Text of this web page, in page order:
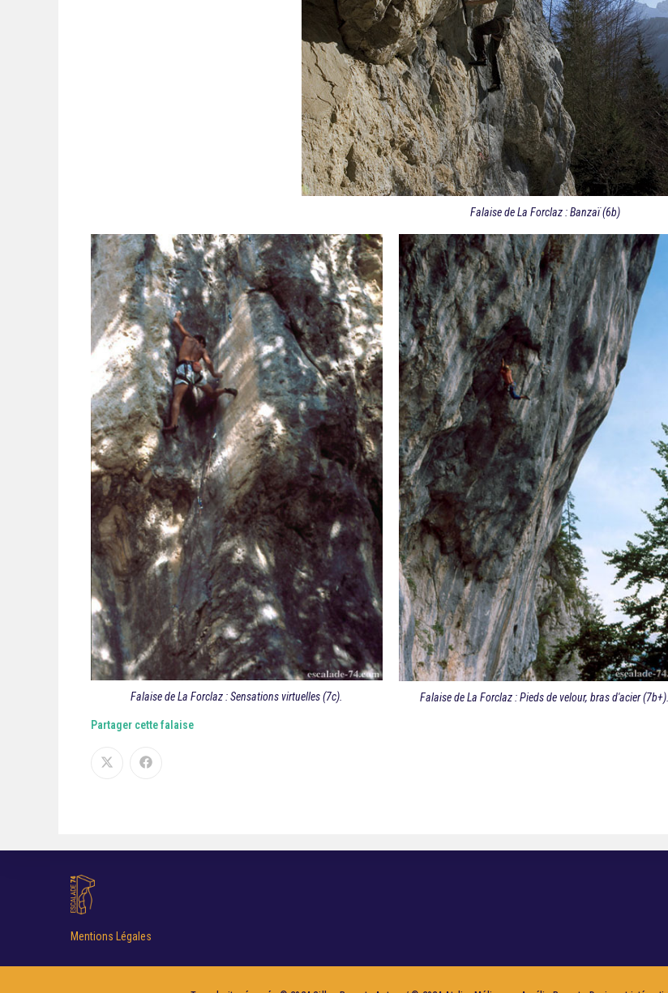
Falaise de La Forclaz : Banzaï (6b)
Falaise de La Forclaz : Sensations virtuelles (7c). Falaise de La Forclaz : Pieds de velour, bras d'acier (7b+).
Partager cette falaise
Mentions Légales